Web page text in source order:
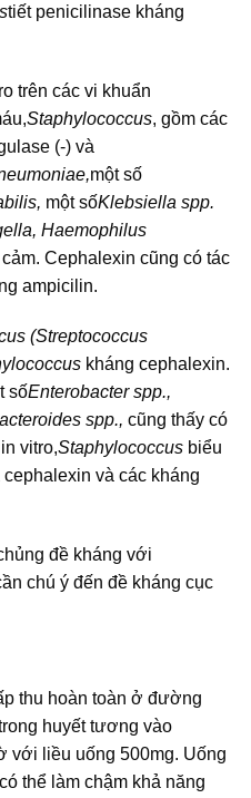
tiết penicilinase kháng
trên các vi khuẩn
Staphylococcus, gồm các
(-) và
một số
một sốKlebsiella spp.
Haemophilus
Cephalexin cũng có tác
ampicilin.
(Streptococcus
kháng cephalexin.
sốEnterobacter spp.,
spp., cũng thấy có
vitro,Staphylococcus biểu
và các kháng
đề kháng với
chú ý đến đề kháng cục
thu hoàn toàn ở đường
huyết tương vào
với liều uống 500mg. Uống
thể làm chậm khả năng